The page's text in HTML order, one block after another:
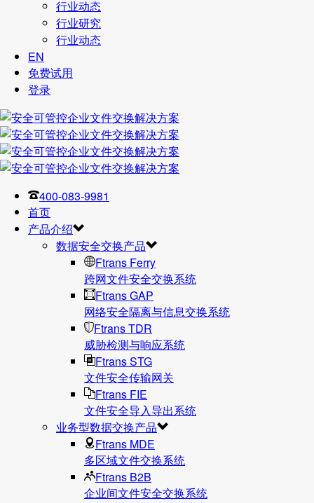
行业动态
行业研究
行业动态
EN
免费试用
登录
400-083-9981
首页
产品介绍
数据安全交换产品
Ftrans Ferry
跨网文件安全交换系统
Ftrans GAP
网络安全隔离与信息交换系统
Ftrans TDR
威胁检测与响应系统
Ftrans STG
文件安全传输网关
Ftrans FIE
文件安全导入导出系统
业务型数据交换产品
Ftrans MDE
多区域文件交换系统
Ftrans B2B
企业间文件安全交换系统